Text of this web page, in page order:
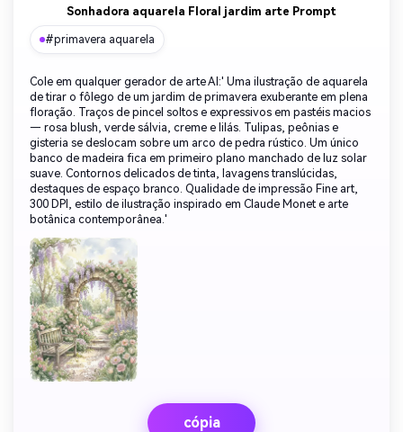
Sonhadora aquarela Floral jardim arte Prompt
#primavera aquarela
Cole em qualquer gerador de arte AI:' Uma ilustração de aquarela
de tirar o fôlego de um jardim de primavera exuberante em plena
floração. Traços de pincel soltos e expressivos em pastéis macios
— rosa blush, verde sálvia, creme e lilás. Tulipas, peônias e
gisteria se deslocam sobre um arco de pedra rústico. Um único
banco de madeira fica em primeiro plano manchado de luz solar
suave. Contornos delicados de tinta, lavagens translúcidas,
destaques de espaço branco. Qualidade de impressão Fine art,
300 DPI, estilo de ilustração inspirado em Claude Monet e arte
botânica contemporânea.'
cópia